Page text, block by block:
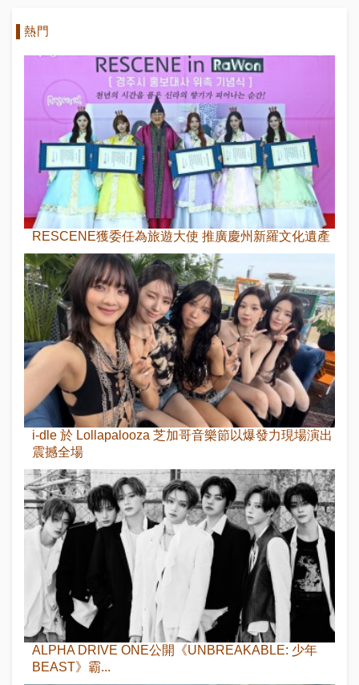
熱門
RESCENE獲委任為旅遊大使 推廣慶州新羅文化遺產
i-dle 於 Lollapalooza 芝加哥音樂節以爆發力現場演出
震撼全場
ALPHA DRIVE ONE公開《UNBREAKABLE: 少年
BEAST》霸...